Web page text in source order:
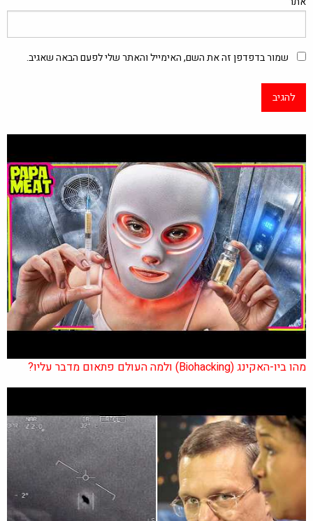
שמור בדפדפן זה את השם, האימייל והאתר שלי לפעם הבאה שאגיב.
מהו ביו-האקינג (Biohacking) ולמה העולם פתאום מדבר עליו?